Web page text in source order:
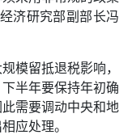
济研究部副部长冯
模留抵退税影响，
半年要保持年初确
需要调动中央和地
应处理。